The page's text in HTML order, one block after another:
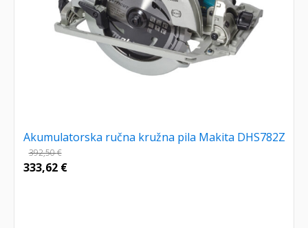
Akumulatorska ručna kružna pila Makita DHS782Z
392,50€
333,62 €